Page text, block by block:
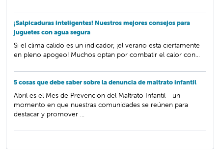
¡Salpicaduras inteligentes! Nuestros mejores consejos para
juguetes con agua segura
Si el clima cálido es un indicador, ¡el verano está ciertamente
en pleno apogeo! Muchos optan por combatir el calor con...
5 cosas que debe saber sobre la denuncia de maltrato infantil
Abril es el Mes de Prevención del Maltrato Infantil - un
momento en que nuestras comunidades se reúnen para
destacar y promover ...